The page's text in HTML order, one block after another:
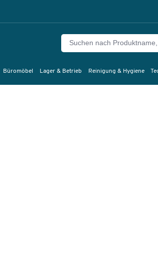
Büromöbel Lager & Betrieb Reinigung & Hygiene